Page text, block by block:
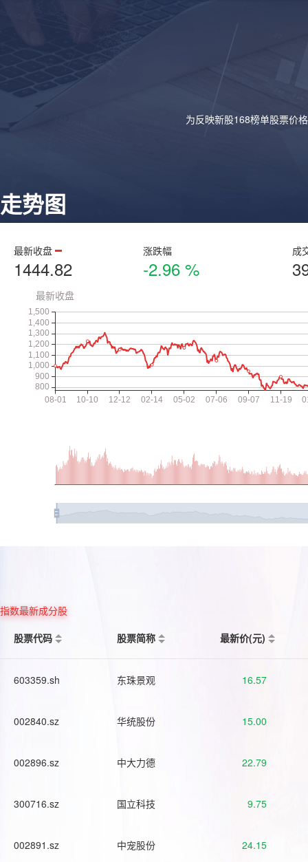
为反映新股168榜单股票价
走势图
最新收盘
1444.82
涨跌幅
-2.96 %
成
指数最新成分股
股票代码
股票简称 最新价(元)
603359.sh 东珠景观 16.57
002840.sz 华统股份 15.00
002896.sz 中大力德 22.79
300716.sz 国立科技 9.75
002891.sz 中宠股份 24.15